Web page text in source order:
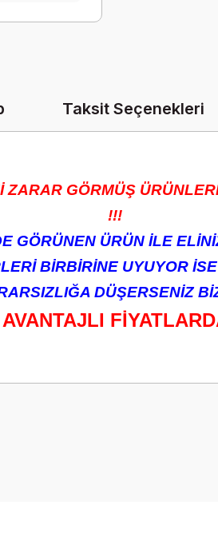
Taksit Seçenekleri
GÖRMÜŞ
!!!
GÖRÜNEN ÜRÜN İLE
BİRBİRİNE UYUYOR
DÜŞERSENİZ